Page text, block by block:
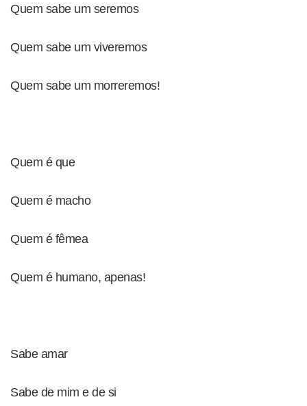
Quem sabe um seremos
Quem sabe um viveremos
Quem sabe um morreremos!
Quem é que
Quem é macho
Quem é fêmea
Quem é humano, apenas!
Sabe amar
Sabe de mim e de si